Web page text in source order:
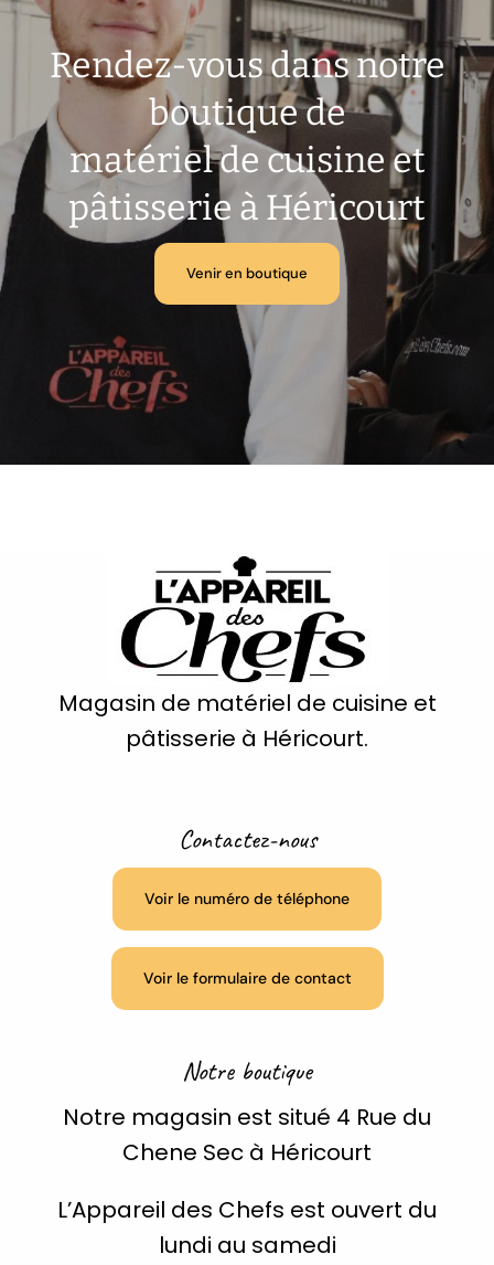
Rendez-vous dans notre
boutique de
matériel de cuisine et
pâtisserie à Héricourt
Venir en boutique
Magasin de matériel de cuisine et
pâtisserie à Héricourt.
Contactez-nous
Voir le numéro de téléphone
Voir le formulaire de contact
Notre boutique
Notre magasin est situé 4 Rue du
Chene Sec à Héricourt
L’Appareil des Chefs est ouvert du
lundi au samedi